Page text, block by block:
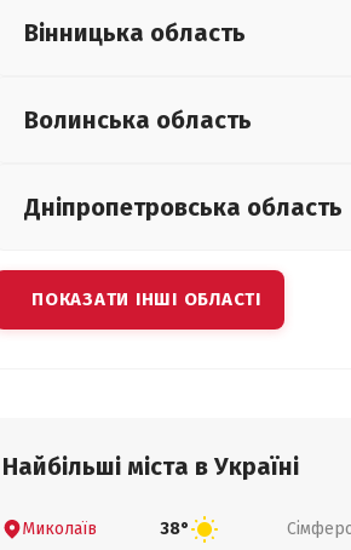
Вінницька область
Волинська область
Дніпропетровська область
ПОКАЗАТИ ІНШІ ОБЛАСТІ
Найбільші міста в Україні
Миколаїв 38°